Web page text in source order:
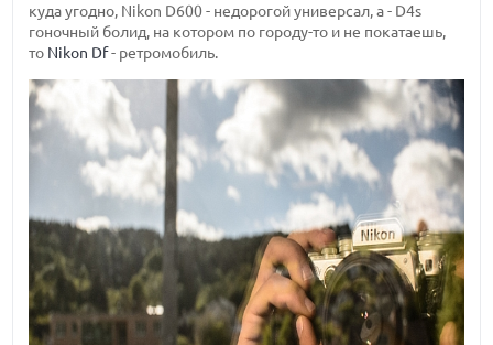
куда угодно, Nikon D600 - недорогой универсал, а - D4s
гоночный болид, на котором по городу-то и не покатаешь,
то Nikon Df- ретромобиль.